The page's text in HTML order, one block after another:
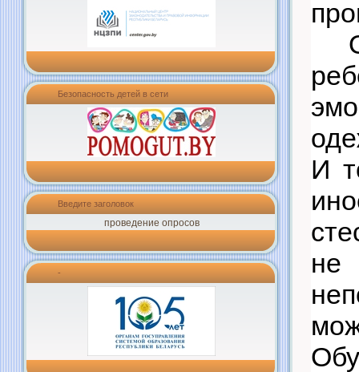
Безопасность детей в сети
Введите заголовок
проведение опросов
-
И